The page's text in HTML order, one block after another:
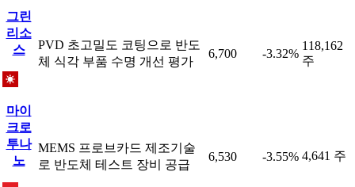
그린
리소
스
PVD 초고밀도 코팅으로 반도
체 식각 부품 수명 개선 평가
6,700 -3.32%
118,162
주
마이
크로
투나
노
MEMS 프로브카드 제조기술
로 반도체 테스트 장비 공급
6,530 -3.55% 4,641 주